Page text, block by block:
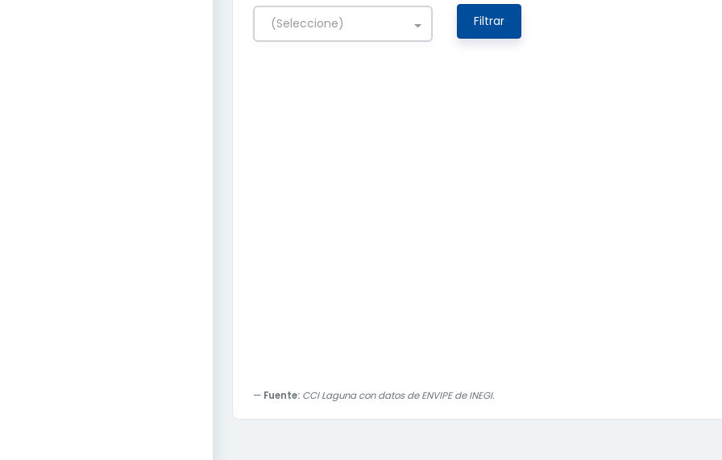
(Seleccione) Filtrar
Fuente: CCI Laguna con datos de ENVIPE de INEGI.